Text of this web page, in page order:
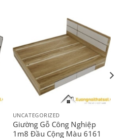
UNCATEGORIZED
Giường Gỗ Công Nghiệp
1m8 Đầu Cộng Màu 6161